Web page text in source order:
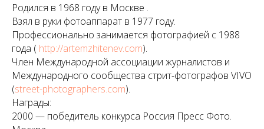
Родился в 1968 году в Москве .
Взял в руки фотоаппарат в 1977 году.
Профессионально занимается фотографией с 1988
года ( http://artemzhitenev.com).
Член Международной ассоциации журналистов и
Международного сообщества стрит-фотографов VIVO
(street-photographers.com).
Награды:
2000 — победитель конкурса Россия Пресс Фото.